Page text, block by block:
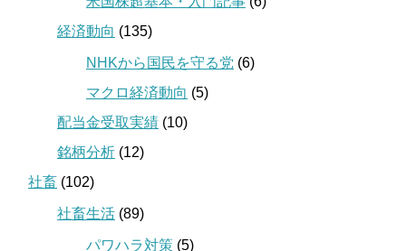
経済動向 (135)
NHKから国民を守る党 (6)
マクロ経済動向 (5)
配当金受取実績 (10)
銘柄分析 (12)
社畜 (102)
社畜生活 (89)
パワハラ対策 (5)